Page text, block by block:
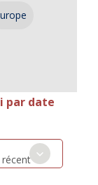
par date
récent